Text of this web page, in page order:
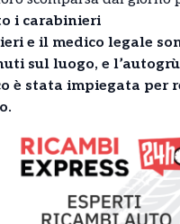
i carabinieri
e il medico legale
sul luogo, e
è stata impiegata per